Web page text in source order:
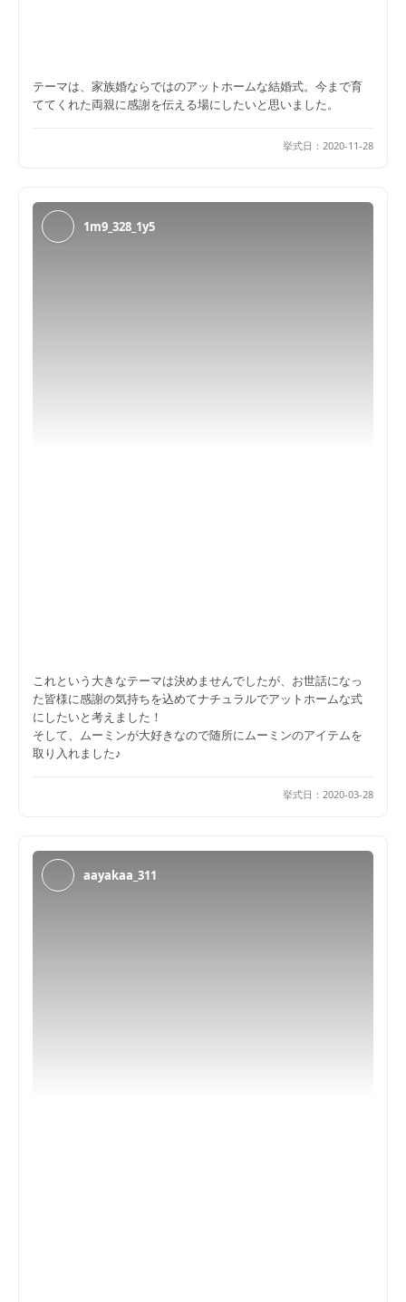
テーマは、家族婚ならではのアットホームな結婚式。今まで育
ててくれた両親に感謝を伝える場にしたいと思いました。
挙式日： 2020-11-28
1m9_328_1y5
これという大きなテーマは決めませんでしたが、お世話になっ
た皆様に感謝の気持ちを込めてナチュラルでアットホームな式
にしたいと考えました！
そして、ムーミンが大好きなので随所にムーミンのアイテムを
取り入れました♪
挙式日： 2020-03-28
aayakaa_311